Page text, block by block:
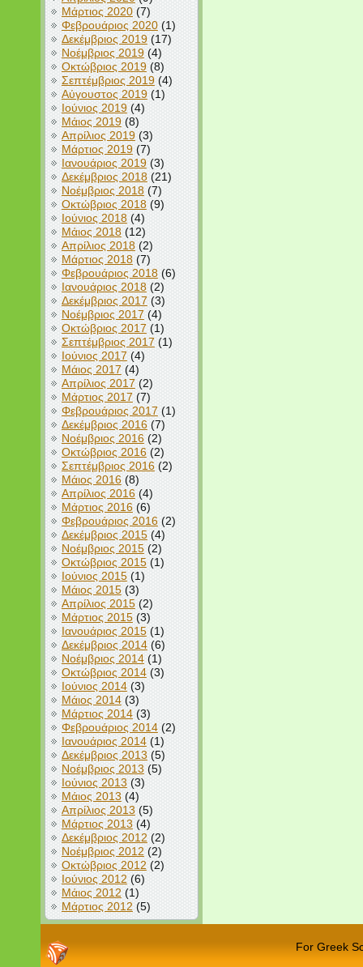
Μάρτιος 2020(7)
Φεβρουάριος 2020(1)
Δεκέμβριος 2019(17)
Νοέμβριος 2019(4)
Οκτώβριος 2019(8)
Σεπτέμβριος 2019(4)
Αύγουστος 2019(1)
Ιούνιος 2019(4)
Μάιος 2019(8)
Απρίλιος 2019(3)
Μάρτιος 2019(7)
Ιανουάριος 2019(3)
Δεκέμβριος 2018(21)
Νοέμβριος 2018(7)
Οκτώβριος 2018(9)
Ιούνιος 2018(4)
Μάιος 2018(12)
Απρίλιος 2018(2)
Μάρτιος 2018(7)
Φεβρουάριος 2018(6)
Ιανουάριος 2018(2)
Δεκέμβριος 2017 (3)
Νοέμβριος 2017(4)
Οκτώβριος 2017(1)
Σεπτέμβριος 2017 (1)
Ιούνιος 2017 (4)
Μάιος 2017 (4)
Απρίλιος 2017 (2)
Μάρτιος 2017 (7)
Φεβρουάριος 2017(1)
Δεκέμβριος 2016(7)
Νοέμβριος 2016(2)
Οκτώβριος 2016(2)
Σεπτέμβριος 2016(2)
Μάιος 2016(8)
Απρίλιος 2016(4)
Μάρτιος 2016(6)
Φεβρουάριος 2016(2)
Δεκέμβριος 2015(4)
Νοέμβριος 2015(2)
Οκτώβριος 2015(1)
Ιούνιος 2015(1)
Μάιος 2015(3)
Απρίλιος 2015(2)
Μάρτιος 2015(3)
Ιανουάριος 2015(1)
Δεκέμβριος 2014(6)
Νοέμβριος 2014(1)
Οκτώβριος 2014(3)
Ιούνιος 2014(3)
Μάιος 2014(3)
Μάρτιος 2014(3)
Φεβρουάριος 2014(2)
Ιανουάριος 2014(1)
Δεκέμβριος 2013 (5)
Νοέμβριος 2013(5)
Ιούνιος 2013(3)
Μάιος 2013(4)
Απρίλιος 2013 (5)
Μάρτιος 2013 (4)
Δεκέμβριος 2012 (2)
Νοέμβριος 2012 (2)
Οκτώβριος 2012 (2)
Ιούνιος 2012 (6)
Μάιος 2012 (1)
Μάρτιος 2012 (5)
For Greek